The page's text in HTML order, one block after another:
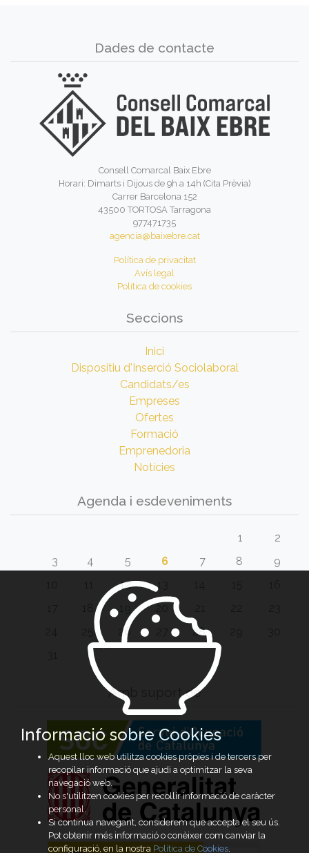
Dades de contacte
Consell Comarcal Baix Ebre
Horari: Dimarts i Dijous de 9h a 14h (Cita Prèvia)
Carrer Barcelona 152
43500 TORTOSA Tarragona
977471735
agencia@baixebre.cat
Política de privacitat
Avís legal
Política de cookies
Seccions
Inici
Dispositiu d'Inserció Sociolaboral
Candidats/es
Empreses
Ofertes
Formació
Emprenedoria
Notícies
Agenda i esdeveniments
1
2
3
4 5 6 7 8
9
12 13
20
26 28
Amb suport de
Informació sobre Cookies
Aquest lloc web utilitza cookies pròpies i de tercers per
recopilar informació que ajudi a optimitzar la seva
navegació web.
No s'utilitzen cookies per recollir informació de caràcter
personal.
Si continua navegant, considerem que accepta el seu ús.
Pot obtenir més informació o conèixer com canviar la
configuració, en la nostra Política de Cookies.